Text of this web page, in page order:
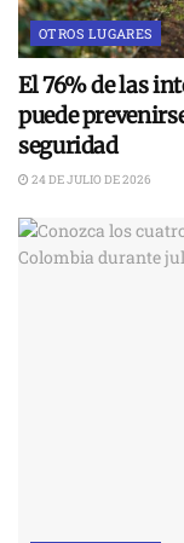
OTROS LUGARES
El 76% de las
puede
seguridad
24 DE JULIO DE 2026